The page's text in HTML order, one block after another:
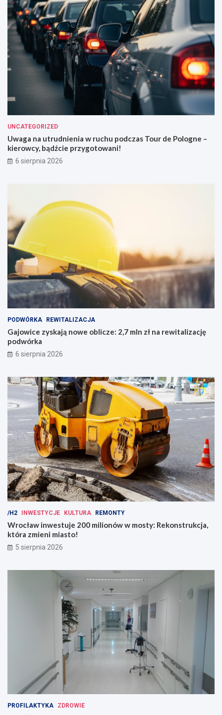
UNCATEGORIZED
Uwaga na utrudnienia w ruchu podczas Tour de Pologne –
kierowcy, bądźcie przygotowani!
6 sierpnia 2026
PODWÓRKA REWITALIZACJA
Gajowice zyskają nowe oblicze: 2,7 mln zł na rewitalizację
podwórka
6 sierpnia 2026
/H2 INWESTYCJE KULTURA REMONTY
Wrocław inwestuje 200 milionów w mosty: Rekonstrukcja,
która zmieni miasto!
5 sierpnia 2026
PROFILAKTYKA ZDROWIE